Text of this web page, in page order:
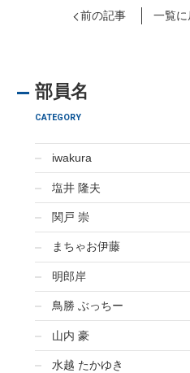
前の記事 一覧に
部員名
CATEGORY
iwakura
塩井 隆夫
関戸 崇
まちゃお伊藤
明郎岸
鳥勝 ぶっちー
山内 豪
水越 たかゆき